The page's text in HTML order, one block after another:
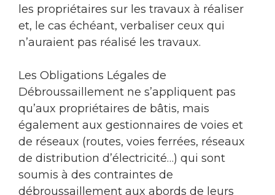
les propriétaires sur les travaux à réaliser
et, le cas échéant, verbaliser ceux qui
n’auraient pas réalisé les travaux.
Les Obligations Légales de
Débroussaillement ne s’appliquent pas
qu’aux propriétaires de bâtis, mais
également aux gestionnaires de voies et
de réseaux (routes, voies ferrées, réseaux
de distribution d’électricité…) qui sont
soumis à des contraintes de
débroussaillement aux abords de leurs